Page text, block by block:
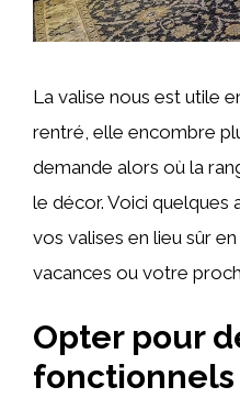
La valise nous est utile
rentré, elle encombre
demande alors où la
le décor. Voici
vos valises en lieu sûr
vacances ou votre
Opter pour
fonctionnels